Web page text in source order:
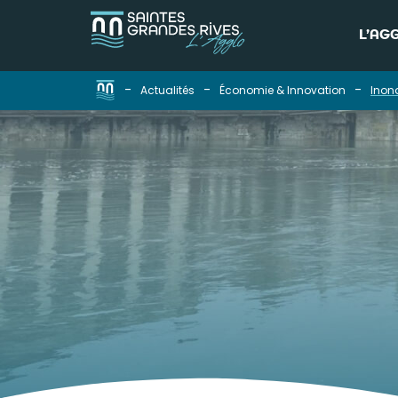
- Actualités - Économie & Innovation -